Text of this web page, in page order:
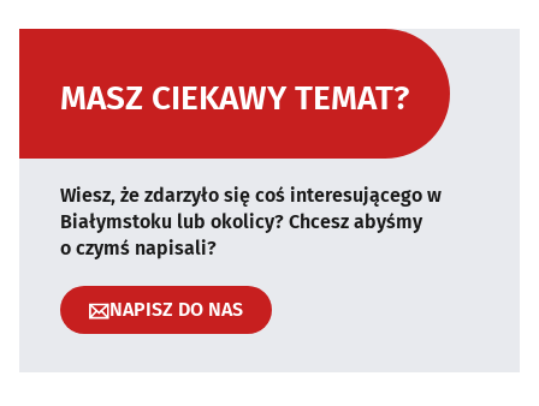
MASZ CIEKAWY TEMAT?
Wiesz, że zdarzyło się coś interesującego w
Białymstoku lub okolicy? Chcesz abyśmy
o czymś napisali?
NAPISZ DO NAS